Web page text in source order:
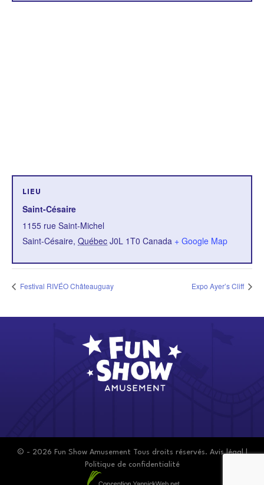
LIEU
Saint-Césaire
1155 rue Saint-Michel
Saint-Césaire, Québec J0L 1T0 Canada + Google Map
Festival RIVÉO Châteauguay Expo Ayer’s Cliff
© - 2026 Fun Show Amusement Tous droits réservés. Avis légal|
Politique de confidentialité